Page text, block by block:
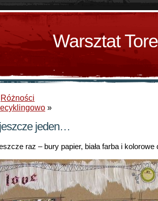
Warsztat
Różności
»
jeden…
raz – bury papier, biała farba i kolorowe